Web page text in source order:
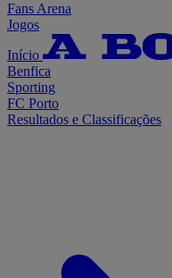
Fans Arena
Jogos
Início
Benfica
Sporting
FC Porto
Resultados e Classificações